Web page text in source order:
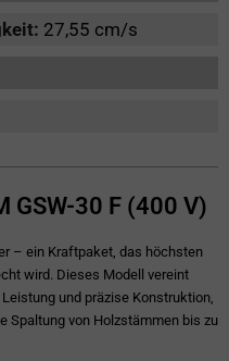
27,55 cm/s
GSW-30 F (400 V)
– ein Kraftpaket, das höchsten
wird. Dieses Modell vereint
und präzise Konstruktion,
Spaltung von Holzstämmen bis zu